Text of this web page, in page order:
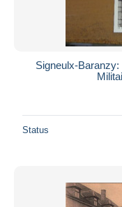
Signeulx-
Status